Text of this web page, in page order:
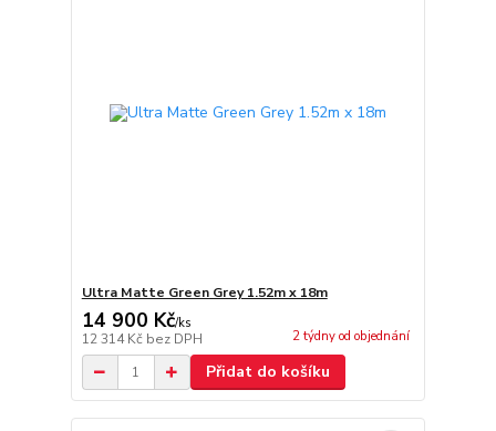
Ultra Matte Green Grey 1.52m x 18m
14 900 Kč/ks
12 314 Kč bez DPH 2 týdny od objednání
Přidat do košíku